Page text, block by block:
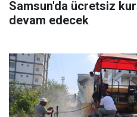
Samsun'da ücretsiz
devam edecek